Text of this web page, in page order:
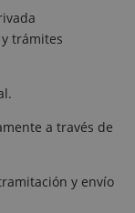
trámites
a través de
y envío